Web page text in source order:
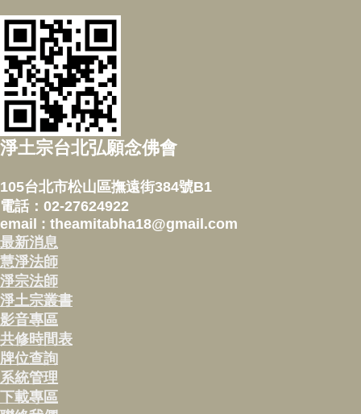
淨土宗台北弘願念佛會
105台北市松山區撫遠街384號B1
電話：02-27624922
email : theamitabha18@gmail.com
最新消息
慧淨法師
淨宗法師
淨土宗叢書
影音專區
共修時間表
牌位查詢
系統管理
下載專區